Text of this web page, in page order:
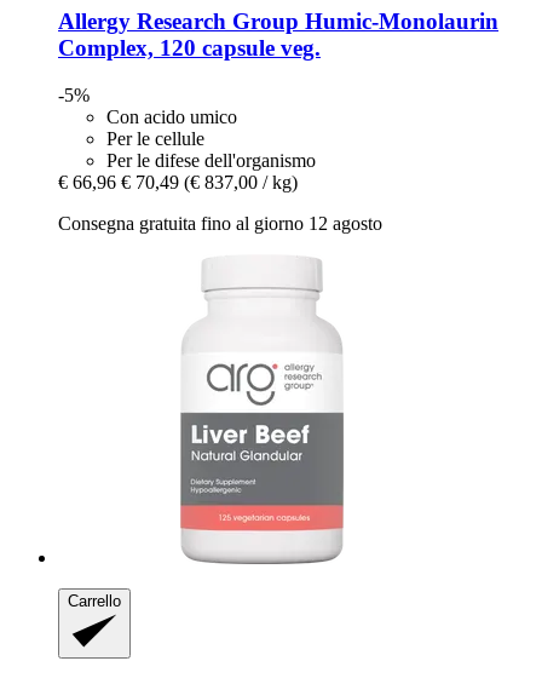
Allergy Research Group Humic-​Monolaurin
Complex, 120 capsule veg.
-5%
Con acido umico
Per le cellule
Per le difese dell'organismo
€ 66,96 € 70,49 (€ 837,00 / kg)
Consegna gratuita fino al giorno 12 agosto
Carrello